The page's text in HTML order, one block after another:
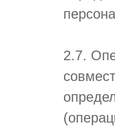
2.7.